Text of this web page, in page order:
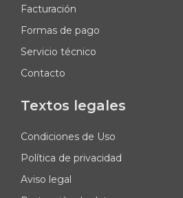
Facturación
Formas de pago
Servicio técnico
Contacto
Textos legales
Condiciones de Uso
Política de privacidad
Aviso legal